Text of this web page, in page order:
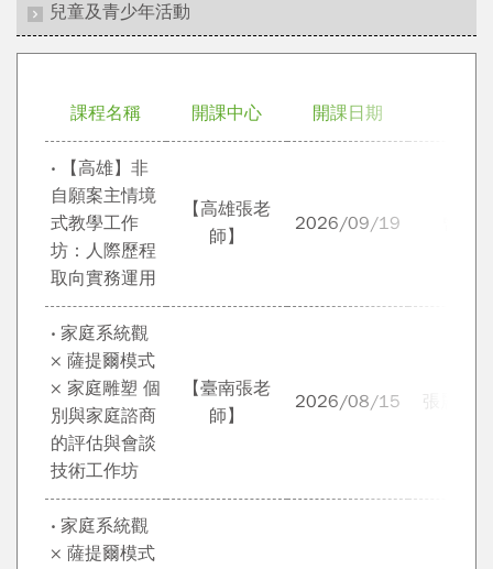
兒童及青少年活動
課程名稱 開課中心 開課日期
‧ 【高雄】非
自願案主情境
式教學工作
坊：人際歷程
取向實務運用
【高雄張老
師】
2026/09/19
‧ 家庭系統觀
× 薩提爾模式
× 家庭雕塑 個
別與家庭諮商
的評估與會談
技術工作坊
【臺南張老
師】
2026/08/15 張麗鳳
‧ 家庭系統觀
× 薩提爾模式